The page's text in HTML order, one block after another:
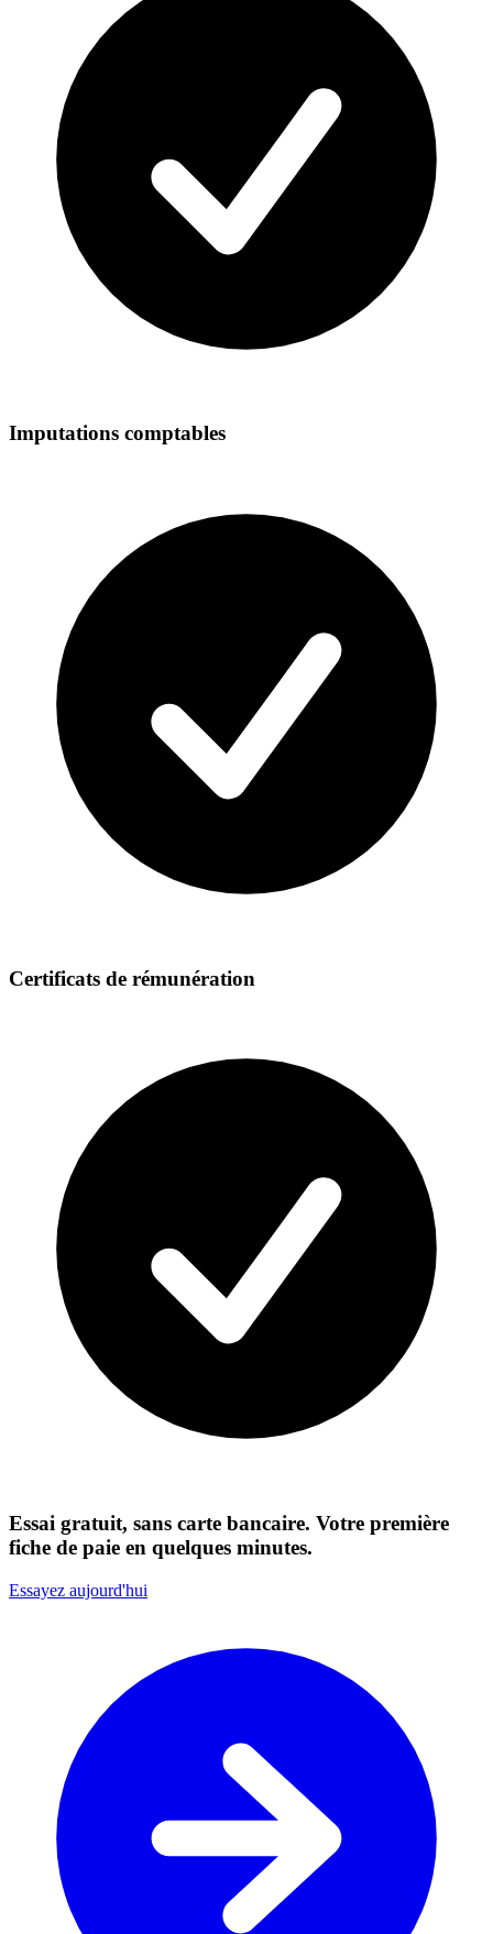
Imputations comptables
Certificats de rémunération
Essai gratuit, sans carte bancaire. Votre première
fiche de paie en quelques minutes.
Essayez aujourd'hui